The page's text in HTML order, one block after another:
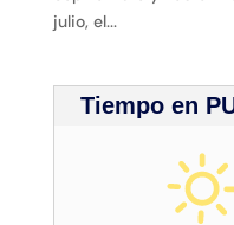
julio, el...
Tiempo en